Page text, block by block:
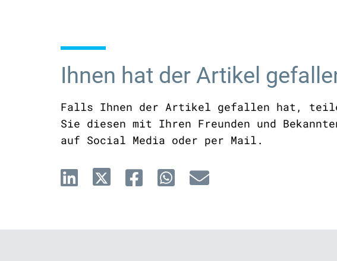
Ihnen hat der Artikel
Falls Ihnen der Artikel gefallen hat,
Sie diesen mit Ihren Freunden und
auf Social Media oder per Mail.